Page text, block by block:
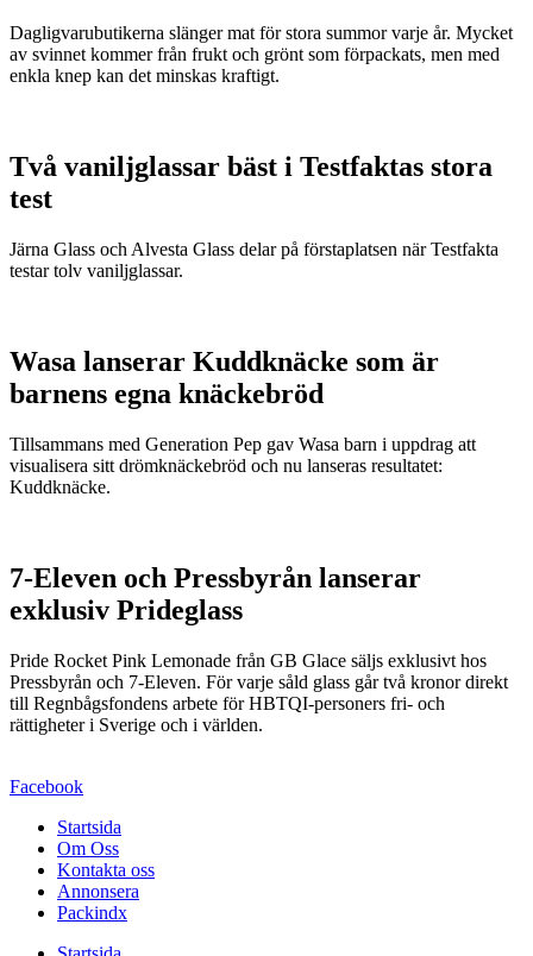
Dagligvarubutikerna slänger mat för stora summor varje år. Mycket
av svinnet kommer från frukt och grönt som förpackats, men med
enkla knep kan det minskas kraftigt.
Två vaniljglassar bäst i Testfaktas stora
test
Järna Glass och Alvesta Glass delar på förstaplatsen när Testfakta
testar tolv vaniljglassar.
Wasa lanserar Kuddknäcke som är
barnens egna knäckebröd
Tillsammans med Generation Pep gav Wasa barn i uppdrag att
visualisera sitt drömknäckebröd och nu lanseras resultatet:
Kuddknäcke.
7-Eleven och Pressbyrån lanserar
exklusiv Prideglass
Pride Rocket Pink Lemonade från GB Glace säljs exklusivt hos
Pressbyrån och 7-Eleven. För varje såld glass går två kronor direkt
till Regnbågsfondens arbete för HBTQI-personers fri- och
rättigheter i Sverige och i världen.
Facebook
Startsida
Om Oss
Kontakta oss
Annonsera
Packindx